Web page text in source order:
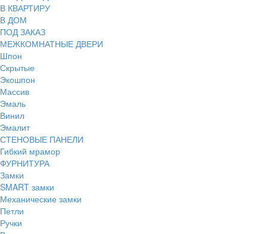
В КВАРТИРУ
В ДОМ
ПОД ЗАКАЗ
МЕЖКОМНАТНЫЕ ДВЕРИ
Шпон
Скрытые
Экошпон
Массив
Эмаль
Винил
Эмалит
СТЕНОВЫЕ ПАНЕЛИ
Гибкий мрамор
ФУРНИТУРА
Замки
SMART замки
Механические замки
Петли
Ручки